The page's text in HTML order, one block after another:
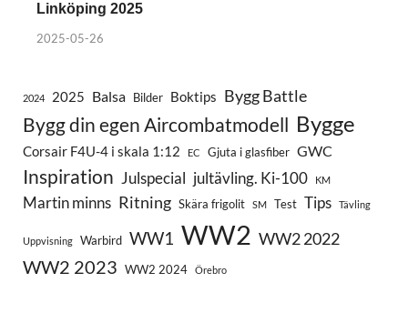
Linköping 2025
2025-05-26
2024 2025 Balsa Bilder Boktips Bygg Battle
Bygg din egen Aircombatmodell Bygge
Corsair F4U-4 i skala 1:12 EC Gjuta i glasfiber GWC
Inspiration Julspecial jultävling. Ki-100 KM
Martin minns Ritning Skära frigolit SM Test Tips Tävling
Uppvisning Warbird WW1 WW2 WW2 2022
WW2 2023 WW2 2024 Örebro